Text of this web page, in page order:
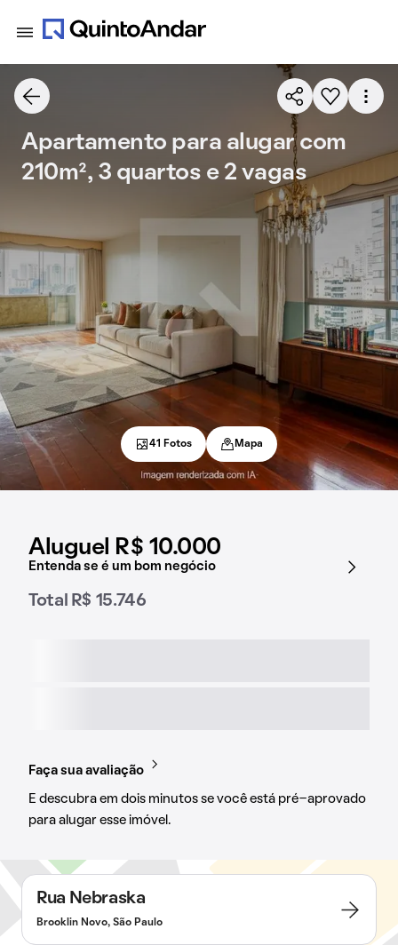
Aluguel R$ 10.000
Entenda se é um bom negócio
Total R$ 15.746
Faça sua avaliação
E descubra em dois minutos se você está pré-aprovado
para alugar esse imóvel.
Apartamento para alugar com
210m², 3 quartos e 2 vagas
41 Fotos Mapa
Rua Nebraska
Brooklin Novo, São Paulo